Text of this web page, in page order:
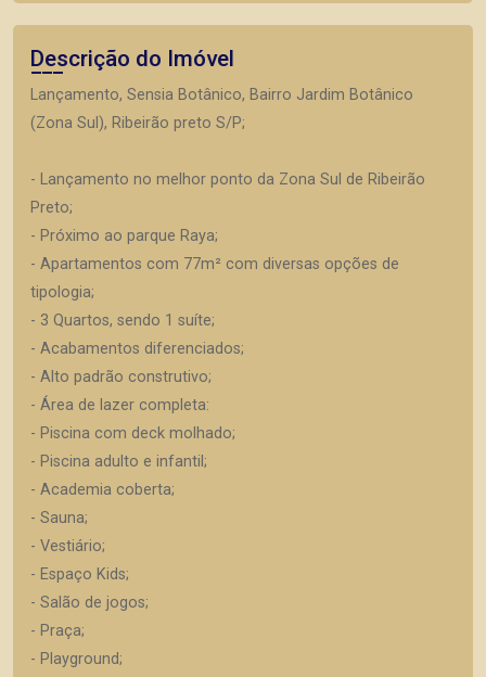
Descrição do Imóvel
Lançamento, Sensia Botânico, Bairro Jardim Botânico
(Zona Sul), Ribeirão preto S/P;
- Lançamento no melhor ponto da Zona Sul de Ribeirão
Preto;
- Próximo ao parque Raya;
- Apartamentos com 77m² com diversas opções de
tipologia;
- 3 Quartos, sendo 1 suíte;
- Acabamentos diferenciados;
- Alto padrão construtivo;
- Área de lazer completa:
- Piscina com deck molhado;
- Piscina adulto e infantil;
- Academia coberta;
- Sauna;
- Vestiário;
- Espaço Kids;
- Salão de jogos;
- Praça;
- Playground;